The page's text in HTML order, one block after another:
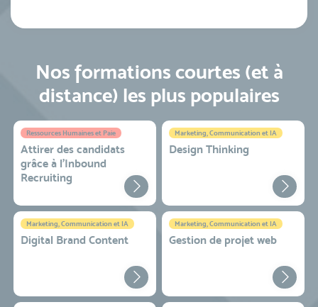
Nos formations courtes (et à
distance) les plus populaires
Ressources Humaines et Paie
Attirer des candidats
grâce à l’Inbound
Recruiting
Marketing, Communication et IA
Design Thinking
Marketing, Communication et IA
Digital Brand Content
Marketing, Communication et IA
Gestion de projet web